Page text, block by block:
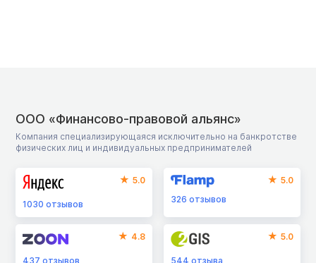
ООО «Финансово-правовой альянс»
Компания специализирующаяся исключительно на банкротстве
физических лиц и индивидуальных предпринимателей
5.0
1030 отзывов
5.0
326отзывов
4.8
437 отзывов
5.0
544отзыва